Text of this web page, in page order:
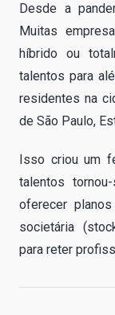
Desde a
Muitas
híbrido ou
talentos para
residentes na
de São Paulo,
Isso criou um
talentos
oferecer
societária
para reter